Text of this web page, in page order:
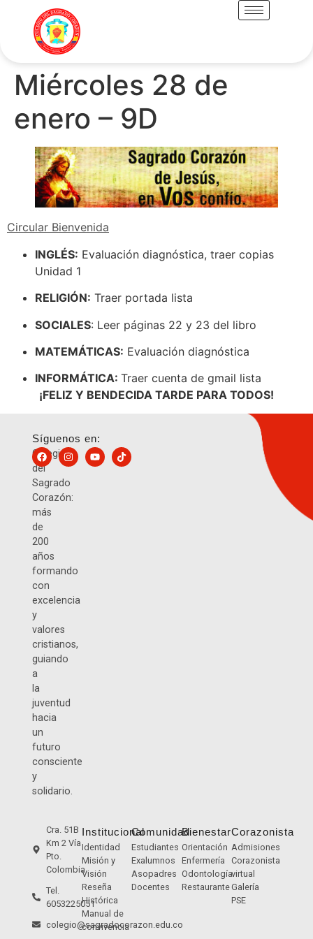
Miércoles 28 de
enero – 9D
Circular Bienvenida
INGLÉS: Evaluación diagnóstica, traer copias
Unidad 1
RELIGIÓN: Traer portada lista
SOCIALES: Leer páginas 22 y 23 del libro
MATEMÁTICAS: Evaluación diagnóstica
INFORMÁTICA: Traer cuenta de gmail lista
¡FELIZ Y BENDECIDA TARDE PARA TODOS!
Colegio
del
Sagrado
Corazón:
más
de
200
años
formando
con
excelencia
y
valores
cristianos,
guiando
a
la
juventud
hacia
un
futuro
consciente
y
solidario.
Síguenos en:
Cra. 51B
Km 2 Vía
Pto.
Colombia
Tel.
6053225051
colegio@sagradocorazon.edu.co
Institucional
Identidad
Misión y
Visión
Reseña
Histórica
Manual de
convivencia
Comunidad
Estudiantes
Exalumnos
Asopadres
Docentes
Bienestar
Orientación
Enfermería
Odontología
Restaurante
Corazonista
Admisiones
Corazonista
virtual
Galería
PSE